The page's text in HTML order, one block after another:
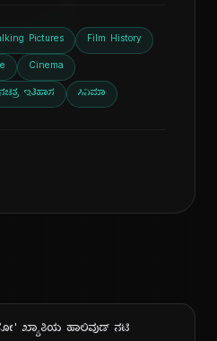
Pictures Film History
Cinema
ಇತಿಹಾಸ ಸಿನಿಮಾ
ಖ್ಯಾತಿಯ ಹಾಲಿವುಡ್ ನಟಿ